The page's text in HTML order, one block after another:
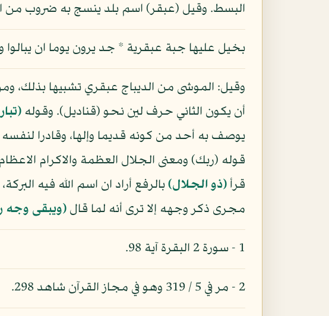
البسط. وقيل (عبقر) اسم بلد ينسج به ضروب من
بخيل عليها جبة عبقرية * جد يرون يوما ان يبالوا
وقيل: الموشى من الديباج عبقري تشبيها بذلك،
أن يكون الثاني حرف لين نحو (قناديل). وقوله
يوصف به أحد من كونه قديما وإلها، وقادرا
قوله (ربك) ومعنى الجلال العظمة والاكرام
قرأ (ذو الجلال)بالرفع أراد ان اسم الله فيه
مجرى ذكر وجهه إلا ترى أنه لما قال (ويبقى وجه
1 - سورة 2 البقرة آية 98.
2 - مر في 5 / 319 وهو في مجاز القرآن شاهد 298.